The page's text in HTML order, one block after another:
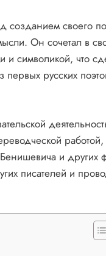
своего
Он сочетал в
и символикой, что
русских
и других
писателей и